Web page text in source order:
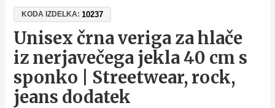
KODA IZDELKA:10237
Unisex črna veriga za hlače
iz nerjavečega jekla 40 cm s
sponko | Streetwear, rock,
jeans dodatek